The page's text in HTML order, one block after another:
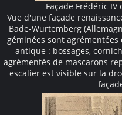
Façade Frédéric
Vue d'une façade
Bade-Wurtemberg
géminées sont
antique : bossages,
agrémentés de mascarons
escalier est visible sur la